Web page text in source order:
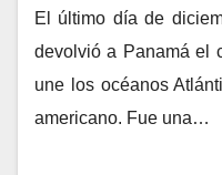
El último día de
devolvió a Panamá el
une los océanos
americano. Fue una…